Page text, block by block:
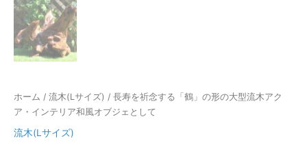
ホーム / 流木(Lサイズ) / 長寿を祈念する「鶴」の形の大型流木アク
ア・インテリア和風オブジェとして
流木(Lサイズ)
オ
ジ
ェ
て
個